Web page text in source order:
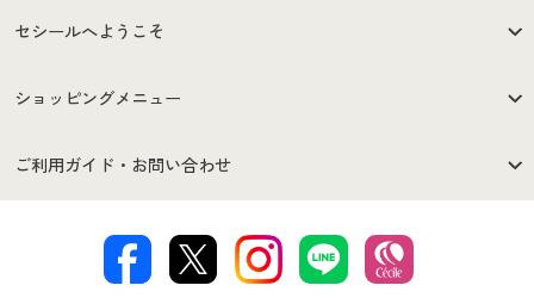
セシールへようこそ
はじめての方へ
セシールご利用規約
著作権・商標について 会社案内
ショッピングメニュー
商品カテゴリ
ご利用ガイド・お問い合わせ
交換・返品は お支払は